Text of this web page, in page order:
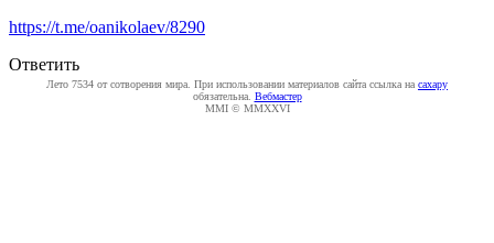
https://t.me/oanikolaev/8290
Ответить
Лето 7534 от сотворения мира. При использовании материалов сайта ссылка на caxapу
обязательна. Вебмастер
MMI © MMXXVI